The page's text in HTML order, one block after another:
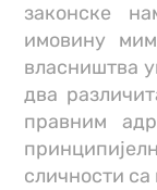
законске
имовину
власништва
два
правним
сличности